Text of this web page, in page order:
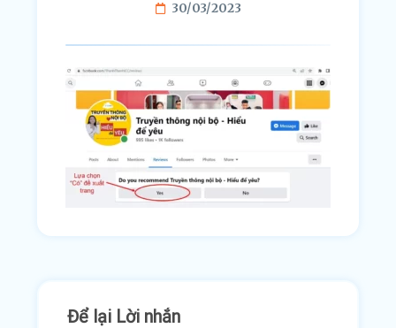
30/03/2023
Để lại Lời nhắn